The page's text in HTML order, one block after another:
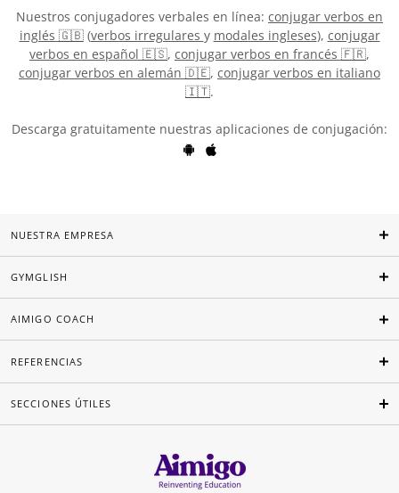
Nuestros conjugadores verbales en línea: conjugar verbos en
inglés 🇬🇧(verbos irregulares y modales ingleses), conjugar
verbos en español 🇪🇸, conjugar verbos en francés 🇫🇷,
conjugar verbos en alemán 🇩🇪, conjugar verbos en italiano
🇮🇹.
Descarga gratuitamente nuestras aplicaciones de conjugación:
NUESTRA EMPRESA
GYMGLISH
AIMIGO COACH
REFERENCIAS
SECCIONES ÚTILES